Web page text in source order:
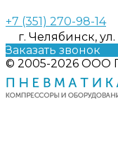
+7 (351) 270-98-14
г. Челябинск,
Заказать звонок
© 2005-2026 ООО